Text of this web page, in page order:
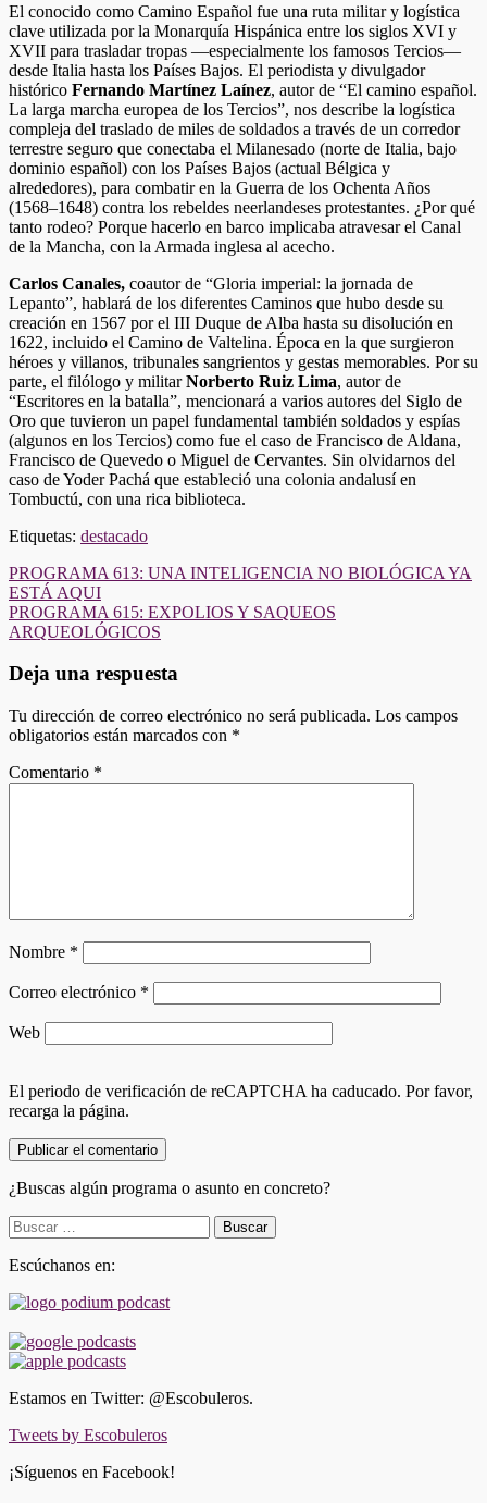
El conocido como Camino Español fue una ruta militar y logística
clave utilizada por la Monarquía Hispánica entre los siglos XVI y
XVII para trasladar tropas —especialmente los famosos Tercios—
desde Italia hasta los Países Bajos. El periodista y divulgador
histórico Fernando Martínez Laínez, autor de “El camino español.
La larga marcha europea de los Tercios”, nos describe la logística
compleja del traslado de miles de soldados a través de un corredor
terrestre seguro que conectaba el Milanesado (norte de Italia, bajo
dominio español) con los Países Bajos (actual Bélgica y
alrededores), para combatir en la Guerra de los Ochenta Años
(1568–1648) contra los rebeldes neerlandeses protestantes. ¿Por qué
tanto rodeo? Porque hacerlo en barco implicaba atravesar el Canal
de la Mancha, con la Armada inglesa al acecho.
Carlos Canales, coautor de “Gloria imperial: la jornada de
Lepanto”, hablará de los diferentes Caminos que hubo desde su
creación en 1567 por el III Duque de Alba hasta su disolución en
1622, incluido el Camino de Valtelina. Época en la que surgieron
héroes y villanos, tribunales sangrientos y gestas memorables. Por su
parte, el filólogo y militarNorberto Ruiz Lima, autor de
“Escritores en la batalla”, mencionará a varios autores del Siglo de
Oro que tuvieron un papel fundamental también soldados y espías
(algunos en los Tercios) como fue el caso de Francisco de Aldana,
Francisco de Quevedo o Miguel de Cervantes. Sin olvidarnos del
caso de Yoder Pachá que estableció una colonia andalusí en
Tombuctú, con una rica biblioteca.
Etiquetas: destacado
Navegación
de
entradas
PROGRAMA 613: UNA INTELIGENCIA NO BIOLÓGICA YA
ESTÁ AQUI
PROGRAMA 615: EXPOLIOS Y SAQUEOS
ARQUEOLÓGICOS
Deja una respuesta
Tu dirección de correo electrónico no será publicada. Los campos
obligatorios están marcados con *
Comentario *
Nombre *
Correo electrónico *
Web
El periodo de verificación de reCAPTCHA ha caducado. Por favor,
recarga la página.
¿Buscas algún programa o asunto en concreto?
Buscar:
Escúchanos en:
Estamos en Twitter: @Escobuleros.
Tweets by Escobuleros
¡Síguenos en Facebook!